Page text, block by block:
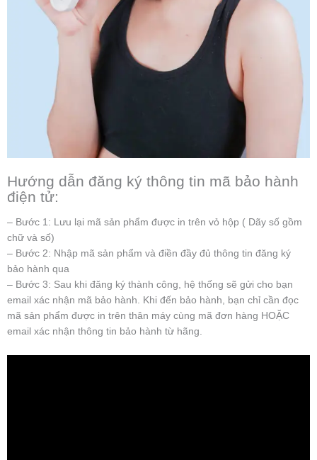
Hướng dẫn đăng ký thông tin mã bảo hành
điện tử:
– Bước 1: Lưu lại mã sản phẩm được in trên vỏ hộp ( Dãy số gồm
chữ và số)
– Bước 2: Nhập mã sản phẩm và điền đầy đủ thông tin đăng ký
bảo hành qua
– Bước 3: Sau khi đăng ký thành công, hệ thống sẽ gửi cho bạn
email xác nhận mã bảo hành. Khi đến bảo hành, bạn chỉ cần đọc
mã sản phẩm được in trên thân máy cùng mã đơn hàng HOẶC
email xác nhận thông tin bảo hành từ hãng.